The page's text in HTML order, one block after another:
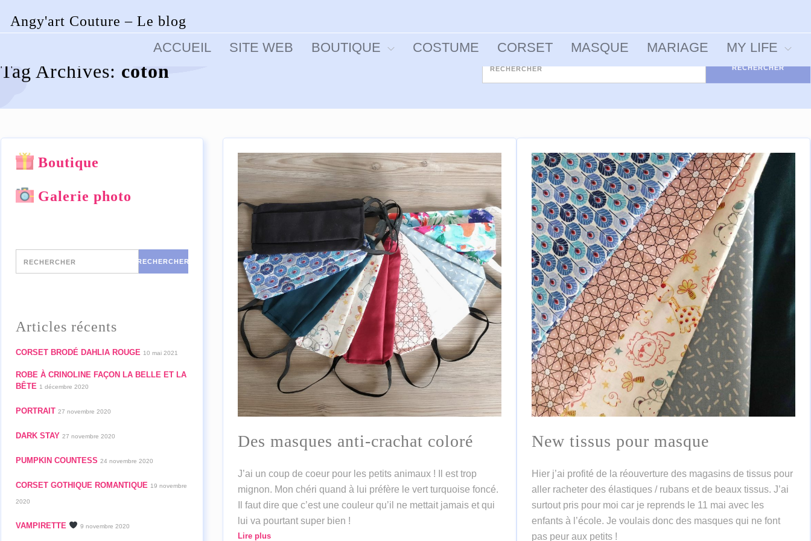
Angy'art Couture – Le blog
ACCUEIL SITE WEB BOUTIQUE COSTUME CORSET MASQUE MARIAGE MY LIFE
Skip
Tag Archives: coton RECHERCHER
Des masques anti-crachat coloré
J’ai un coup de coeur pour les petits animaux ! Il est trop
mignon. Mon chéri quand à lui préfère le vert turquoise foncé.
Il faut dire que c’est une couleur qu’il ne mettait jamais et qui
lui va pourtant super bien !
Lire plus
New tissus pour masque
Hier j’ai profité de la réouverture des magasins de tissus pour
aller racheter des élastiques / rubans et de beaux tissus. J’ai
surtout pris pour moi car je reprends le 11 mai avec les
enfants à l’école. Je voulais donc des masques qui ne font
pas peur aux petits !⁣⁣
Boutique
Galerie photo
RECHERCHER
Articles récents
CORSET BRODÉ DAHLIA ROUGE 10 mai 2021
ROBE À CRINOLINE FAÇON LA BELLE ET LA
BÊTE 1 décembre 2020
PORTRAIT 27 novembre 2020
DARK STAY 27 novembre 2020
PUMPKIN COUNTESS 24 novembre 2020
CORSET GOTHIQUE ROMANTIQUE 19 novembre
2020
VAMPIRETTE 9 novembre 2020